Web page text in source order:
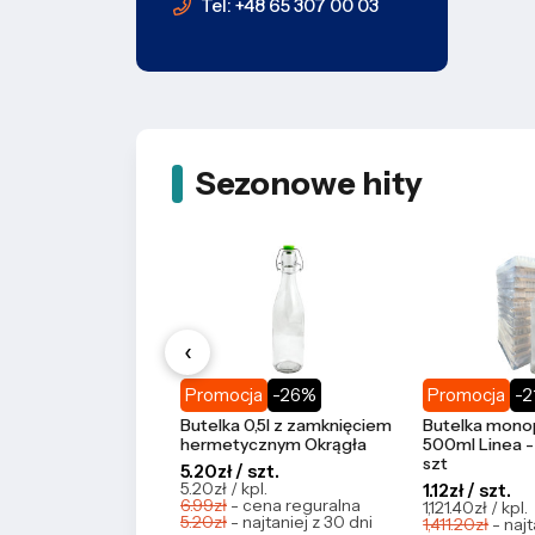
Tel: +48 65 307 00 03
Sezonowe hity
‹
Promocja -26%
Butelka 0,5l z zamknięciem
hermetycznym Okrągła
5.20zł / szt.
5.20zł / kpl.
6.99zł - cena reguralna
5.20zł - najtaniej z 30 dni
Promocja -
Butelka
500ml Linea
szt
1.12zł / szt.
1,121.40zł / kpl.
1,411.20zł-